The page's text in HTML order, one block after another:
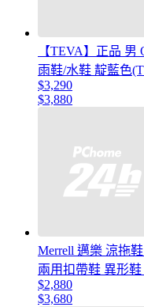
【TEVA】正品
雨鞋/水鞋 靛藍色
$3,290
$3,880
Merrell 邁樂 涼拖
兩用扣帶鞋 異形
$2,880
$3,680